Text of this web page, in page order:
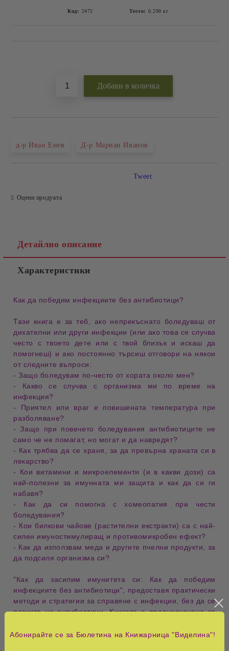
Код: 2472 Тегло: 0.290 кг
д-р Иван Енев Д-р Мариан Иванов
Оцени продукта
Tweet
Детайлно описание
Характеристики
Как да победим инфекциите без антибиотици?
Тази книга е за теб, ако непрекъснато боледуваш от
дихателни или други инфекции (или ако това се случва
често с твоето дете или с твой близък и искаш да
помогнеш) и ако постоянно търсиш отговори на някои
от следните въпроси:
- Защо боледувам по-често от хората около мен?
- Какво се случва с организма ми
по време на
инфекция?
- Приятел или враг е повишената температура при
разболяване?
- Защо при повечето боледувания антибиотиците
не
само че не помагат, но могат и да навредят?
- Как трябва да се храня , за да превърна храната си в
лекарство?
- Кои витамини и микроелементи
(и в какви дози) са
най-полезни за имунната ми защита и как да си ги
набавя?
- Как да си помогна схомеопатия при чести
боледувания?
- Кои билкови чайове (растителни екстракти) са с най-
силен имуностимулиращ и противомикробен ефект?
- Как да използвам меда и другите пчелни продукти , за
да подсиляорганизма си?
"Как да засилим имунитета си: Как да победим
инфекциите без антибиотици" , предоставя практически
методи и стратегии за справяне с инфекции , без да се
разчита наантибиотици. Книгата е предназначена за
склонни към чести инфекции , и търсят ефективни и
Абонирайте се за Бюлетина на Книжарница "Виделина"!